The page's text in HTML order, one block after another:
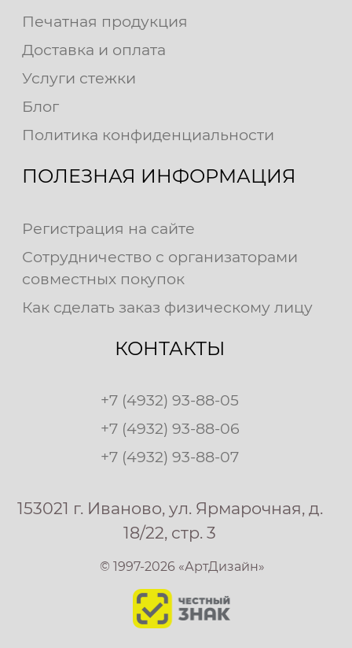
Печатная продукция
Доставка и оплата
Услуги стежки
Блог
Политика конфиденциальности
ПОЛЕЗНАЯ ИНФОРМАЦИЯ
Регистрация на сайте
Сотрудничество с организаторами
совместных покупок
Как сделать заказ физическому лицу
КОНТАКТЫ
+7 (4932) 93-88-05
+7 (4932) 93-88-06
+7 (4932) 93-88-07
153021 г. Иваново, ул. Ярмарочная, д.
18/22, стр. 3
© 1997-2026 «АртДизайн»